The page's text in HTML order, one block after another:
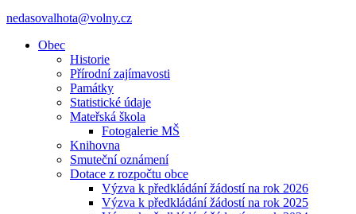
nedasovalhota@volny.cz
Obec
Historie
Přírodní zajímavosti
Památky
Statistické údaje
Mateřská škola
Fotogalerie MŠ
Knihovna
Smuteční oznámení
Dotace z rozpočtu obce
Výzva k předkládání žádostí na rok 2026
Výzva k předkládání žádostí na rok 2025